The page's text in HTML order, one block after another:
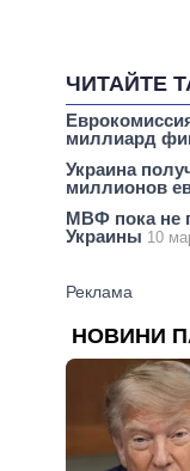
ЧИТАЙТЕ
миллиард
Украина
миллионов
МВФ пока не
Украины 10